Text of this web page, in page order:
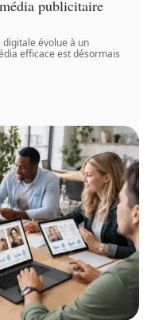
publicitaire
évolue à un
efficace est désormais